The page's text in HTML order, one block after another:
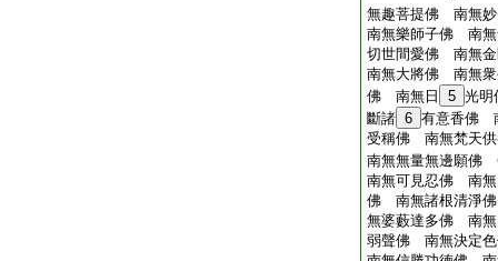
無趣菩提佛 南無
南無樂師子佛 南
切世間愛佛 南無
南無大將佛 南無
佛 南無日
5 光
斷諸 6 有意香佛
受稱佛 南無梵天
南無無量無邊願
南無可見忍佛 南
佛 南無諸根清淨
無婆藪達多佛 南
弱聲佛 南無決定